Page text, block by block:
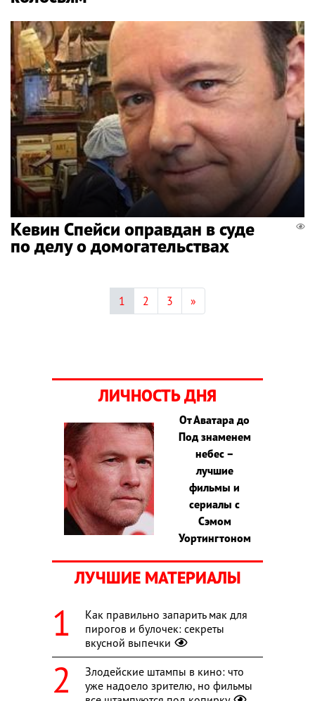
Кевин Спейси оправдан в суде
по делу о домогательствах
1 2 3 »
ЛИЧНОСТЬ ДНЯ
От Аватара до
Под знаменем
небес –
лучшие
фильмы и
сериалы с
Сэмом
Уортингтоном
ЛУЧШИЕ МАТЕРИАЛЫ
Как правильно запарить мак для
пирогов и булочек: секреты
вкусной выпечки
Злодейские штампы в кино: что
уже надоело зрителю, но фильмы